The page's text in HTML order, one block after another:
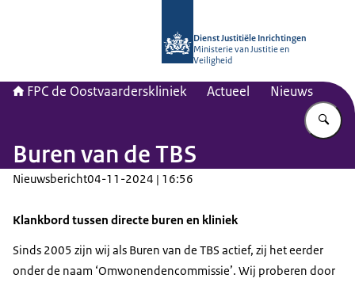
Dienst Justitiële Inrichtingen
Ministerie van Justitie en
Veiligheid
FPC de Oostvaarderskliniek Actueel Nieuws
Buren van de TBS
Nieuwsbericht04-11-2024 | 16:56
Klankbord tussen directe buren en kliniek
Sinds 2005 zijn wij als Buren van de TBS actief, zij het eerder
onder de naam ‘Omwonendencommissie’. Wij proberen door